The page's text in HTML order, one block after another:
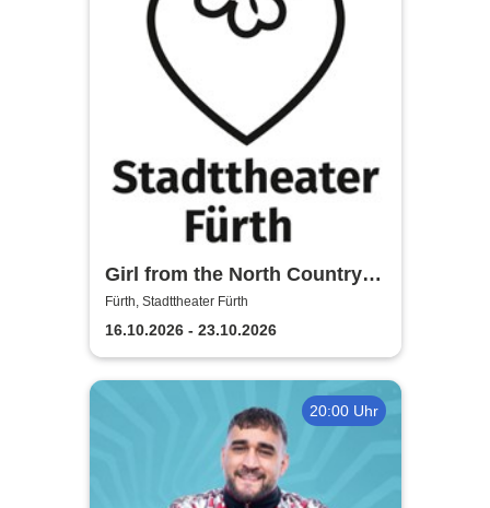
Girl from the North Country -
Stadttheater Fürth
Fürth, Stadttheater Fürth
16.10.2026 - 23.10.2026
20:00 Uhr